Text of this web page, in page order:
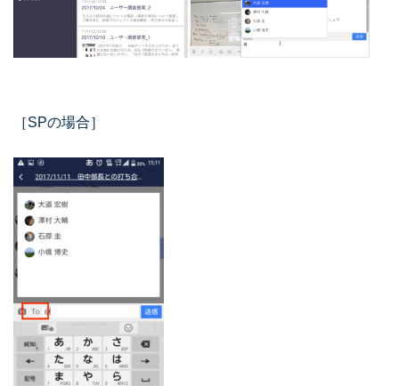
［SPの場合］